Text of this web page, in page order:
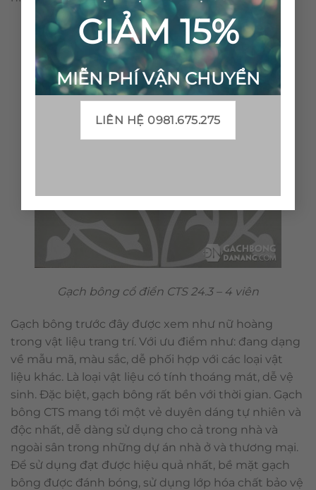
GIẢM 15%
MIỄN PHÍ VẬN CHUYỂN
LIÊN HỆ 0981.675.275
Gạch bông cổ điển CTS 24.3 – 4 viên
Gạch bông trước đây được xem như nữ hoàng
trong vật liệu trang trí. Với ưu điểm như: đang dạng
về mẫu mã, màu sắc, dễ phối hợp với các loại vật
liệu khác. Là loại vật liệu có tính thoáng mát, dễ vệ
sinh. Đặc biệt, gạch bông rất bền với thời gian. Gạch
bông CTS mang tới một vẻ duyên dáng tự nhiên và
độc nhất, dễ dàng sử dụng cho cả trong nhà và
ngoài sân trong những dự án nhà ở và thương mại.
Để sử dụng đạt được hiệu quả nhất, bề mặt gạch
bông được đánh bóng, sử dụng lớp hóa chất bảo vệ